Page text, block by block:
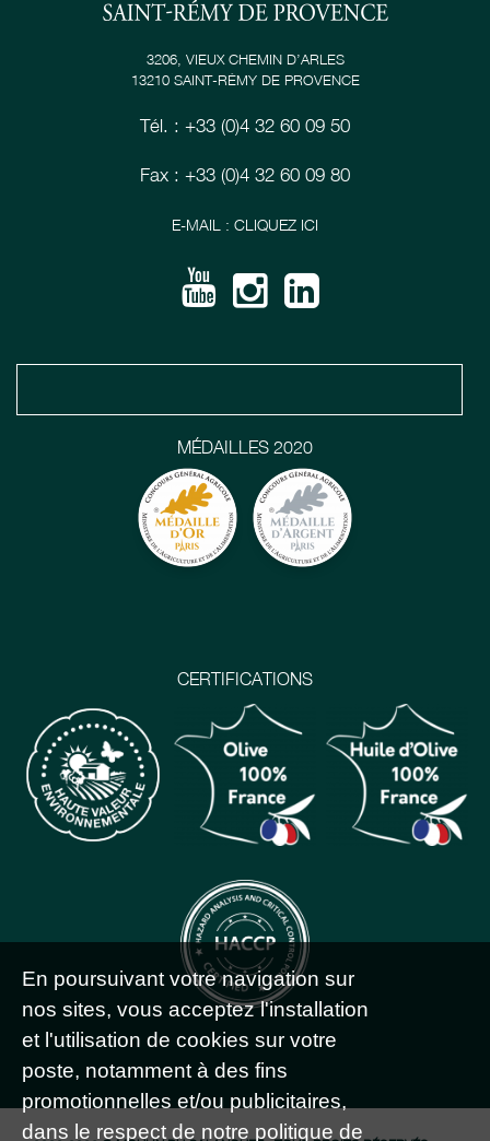
CERTIFICATIONS
MÉDAILLES 2020
3206, VIEUX CHEMIN D’ARLES
13210 SAINT-RÉMY DE PROVENCE
Tél. : +33 (0)4 32 60 09 50
Fax : +33 (0)4 32 60 09 80
E-MAIL : CLIQUEZ ICI
En poursuivant votre navigation sur
nos sites, vous acceptez l'installation
et l'utilisation de cookies sur votre
poste, notamment à des fins
promotionnelles et/ou publicitaires,
dans le respect de notre politique de